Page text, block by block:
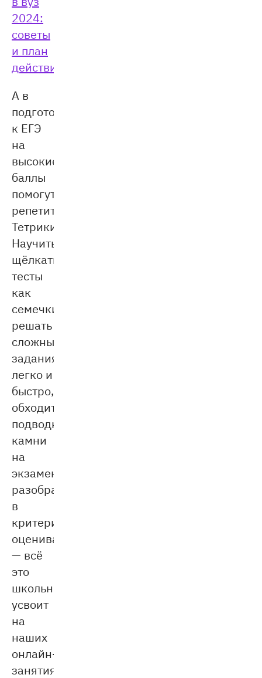
2024:
советы
и план
действий
А в
подготовке
к ЕГЭ
на
высокие
баллы
помогут
репетиторы
Тетрики.
Научиться
щёлкать
тесты
как
семечки,
решать
сложные
задания
легко и
быстро,
обходить
подводные
камни
на
экзаменах,
разобраться
в
критериях
оценивания
— всё
это
школьник
усвоит
на
наших
онлайн-
занятиях.